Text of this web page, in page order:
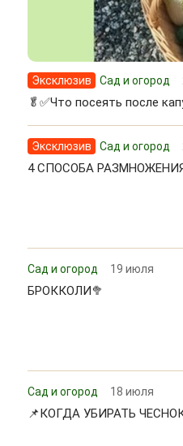
Эксклюзив Сад и огород
🥬✅Что посеять после
Эксклюзив Сад и огород
4 СПОСОБА
Сад и огород 19 июля
БРОККОЛИ🥦
Сад и огород 18 июля
📌КОГДА УБИРАТЬ